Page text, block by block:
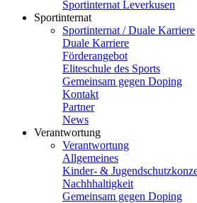
Sportinternat Leverkusen
Sportinternat
Sportinternat / Duale Karriere
Duale Karriere
Förderangebot
Eliteschule des Sports
Gemeinsam gegen Doping
Kontakt
Partner
News
Verantwortung
Verantwortung
Allgemeines
Kinder- &
Nachhhaltigkeit
Gemeinsam gegen Doping